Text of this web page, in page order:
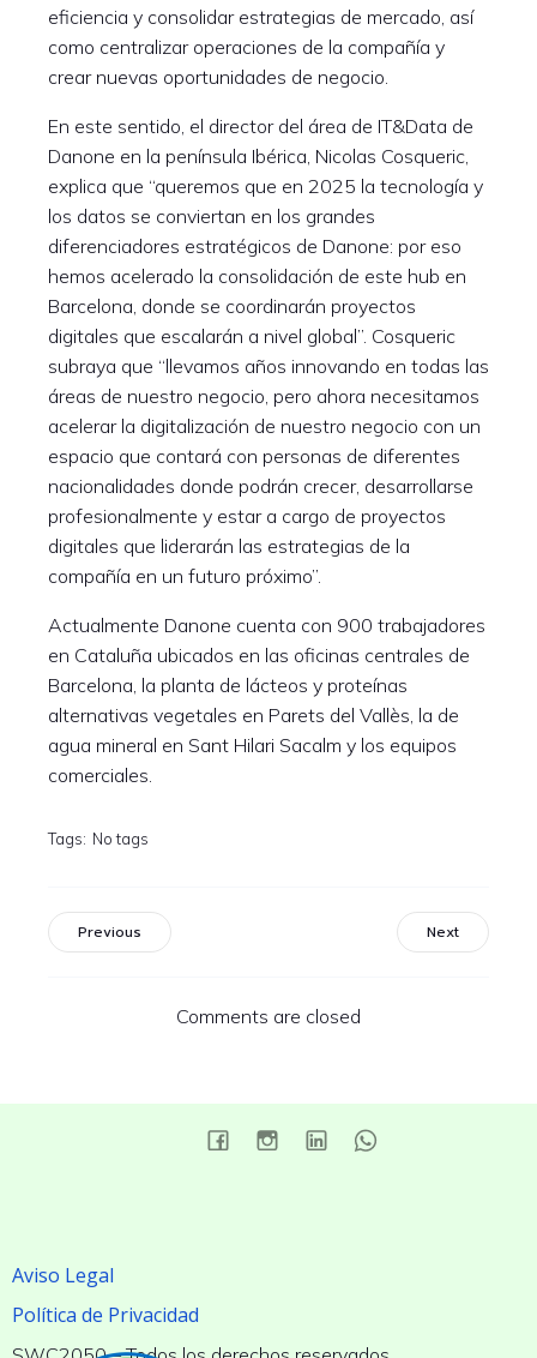
eficiencia y consolidar estrategias de mercado, así
como centralizar operaciones de la compañía y
crear nuevas oportunidades de negocio.
En este sentido, el director del área de IT&Data de
Danone en la península Ibérica, Nicolas Cosqueric,
explica que “queremos que en 2025 la tecnología y
los datos se conviertan en los grandes
diferenciadores estratégicos de Danone: por eso
hemos acelerado la consolidación de este hub en
Barcelona, ​​donde se coordinarán proyectos
digitales que escalarán a nivel global”. Cosqueric
subraya que “llevamos años innovando en todas las
áreas de nuestro negocio, pero ahora necesitamos
acelerar la digitalización de nuestro negocio con un
espacio que contará con personas de diferentes
nacionalidades donde podrán crecer, desarrollarse
profesionalmente y estar a cargo de proyectos
digitales que liderarán las estrategias de la
compañía en un futuro próximo”.
Actualmente Danone cuenta con 900 trabajadores
en Cataluña ubicados en las oficinas centrales de
Barcelona, ​​la planta de lácteos y proteínas
alternativas vegetales en Parets del Vallès, la de
agua mineral en Sant Hilari Sacalm y los equipos
comerciales.
Tags: No tags
Previous Next
Comments are closed
Aviso Legal
Política de Privacidad